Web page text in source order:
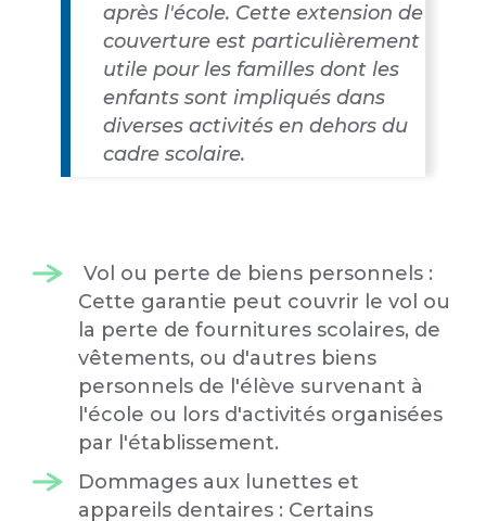
après l'école. Cette extension de
couverture est particulièrement
utile pour les familles dont les
enfants sont impliqués dans
diverses activités en dehors du
cadre scolaire.
Vol ou perte de biens personnels :
Cette garantie peut couvrir le vol ou
la perte de fournitures scolaires, de
vêtements, ou d'autres biens
personnels de l'élève survenant à
l'école ou lors d'activités organisées
par l'établissement.
Dommages aux lunettes et
appareils dentaires : Certains